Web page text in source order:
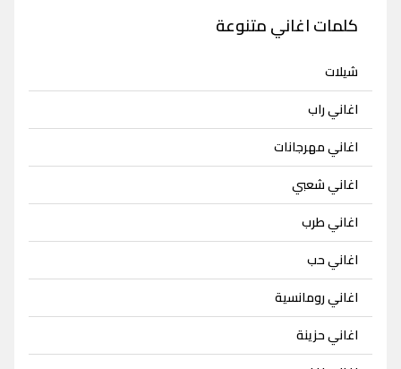
كلمات اغاني متنوعة
شيلات
اغاني راب
اغاني مهرجانات
اغاني شعبي
اغاني طرب
اغاني حب
اغاني رومانسية
اغاني حزينة